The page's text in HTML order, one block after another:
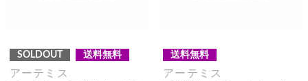
SOLDOUT 送料無料
アーテミス
送料無料
アーテミス